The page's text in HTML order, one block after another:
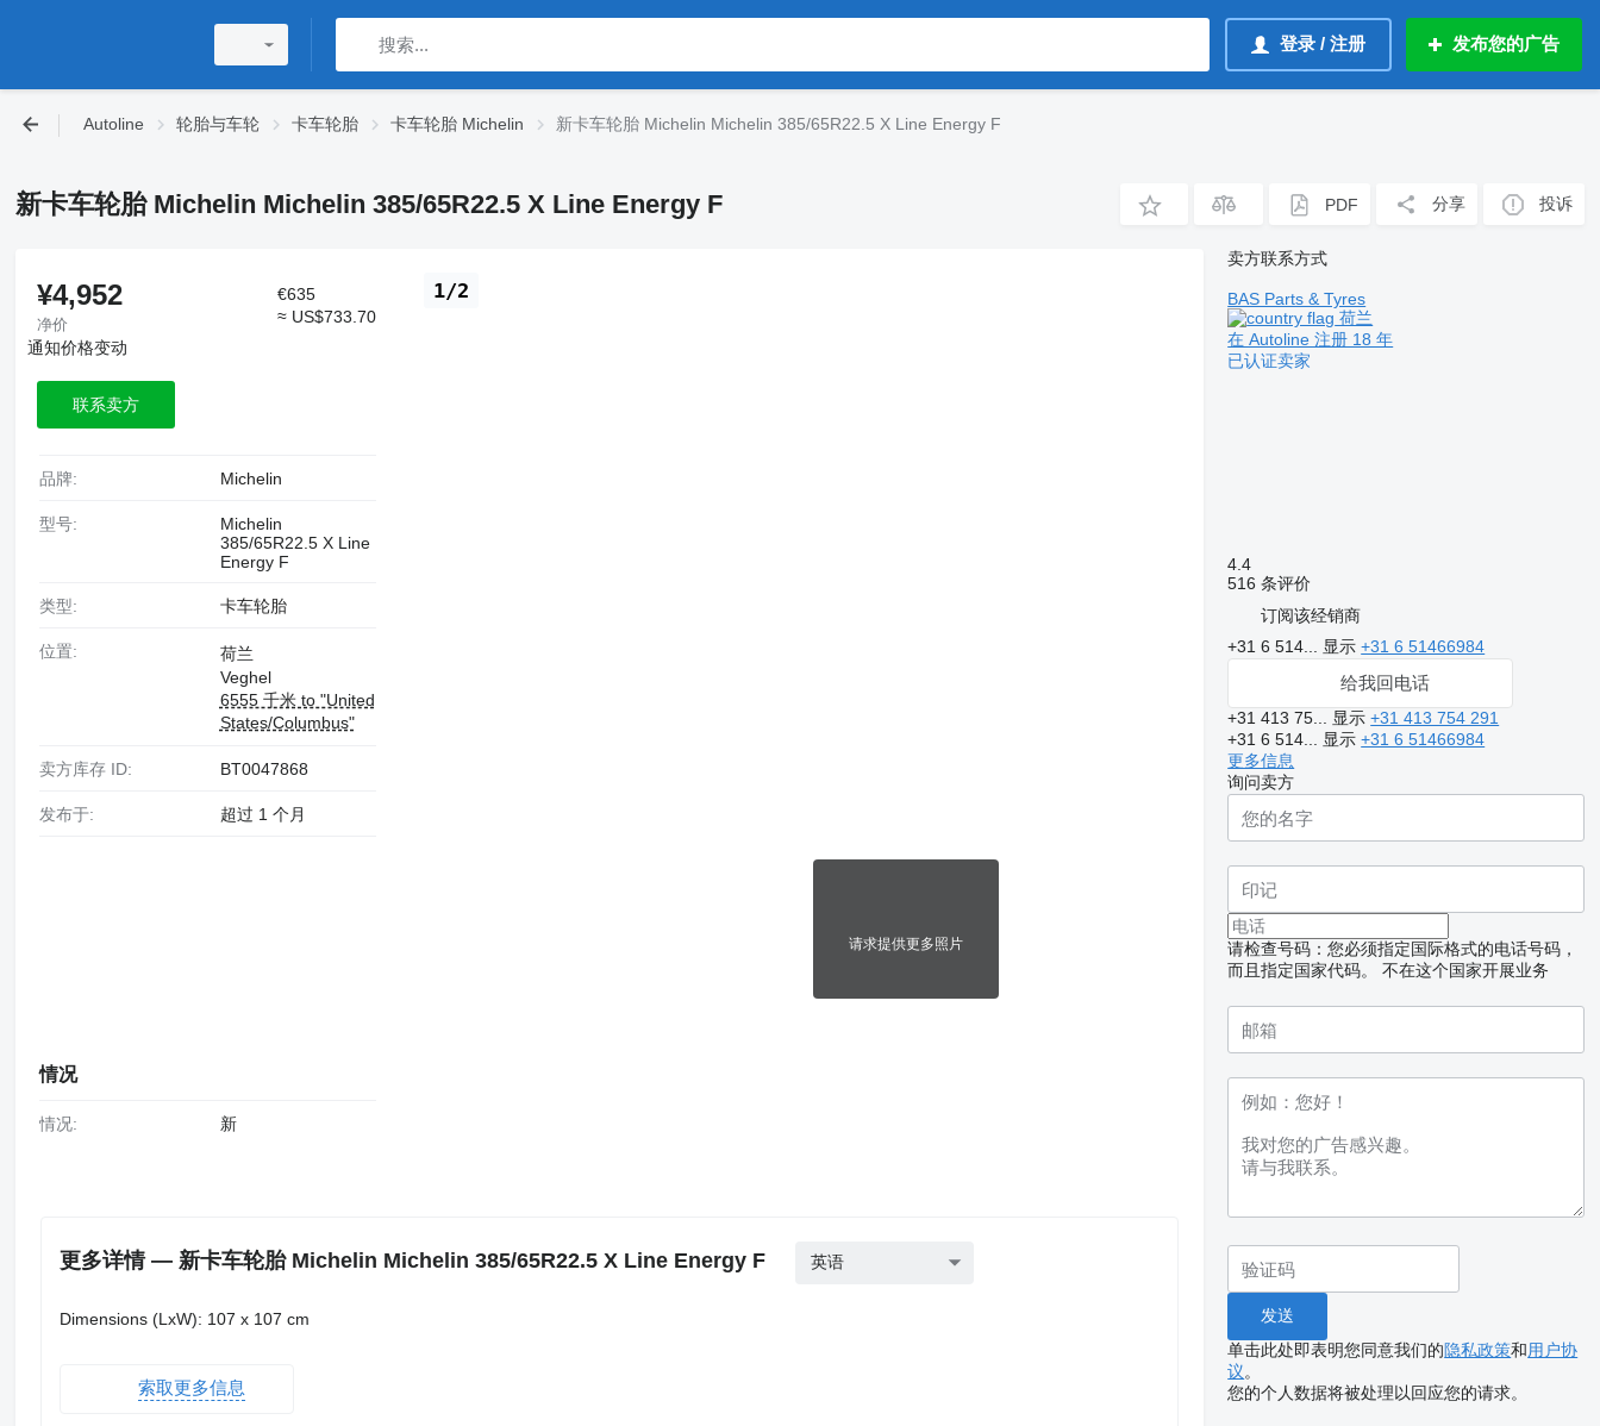
登录 / 注册 发布您的广告
Autoline 轮胎与车轮 卡车轮胎 卡车轮胎 Michelin 新卡车轮胎 Michelin Michelin 385/65R22.5 X Line Energy F
新卡车轮胎 Michelin Michelin 385/65R22.5 X Line Energy F PDF 分享 投诉
请求提供更多照片
1/2
¥4,952
净价
€635
≈ US$733.70
通知价格变动
联系卖方
品牌: Michelin
型号:
Michelin
385/65R22.5 X Line
Energy F
类型: 卡车轮胎
位置:
荷兰
Veghel
6555 千米 to "United
States/Columbus"
卖方库存 ID: BT0047868
发布于: 超过 1 个月
情况
情况: 新
更多详情 — 新卡车轮胎 Michelin Michelin 385/65R22.5 X Line Energy F 英语
Dimensions (LxW): 107 x 107 cm
索取更多信息
卖方联系方式
BAS Parts & Tyres
荷兰
在 Autoline 注册 18 年
已认证卖家
4.4
516 条评价
订阅该经销商
+31 6 514... 显示+31 6 51466984
给我回电话
+31 413 75... 显示+31 413 754 291
+31 6 514... 显示+31 6 51466984
更多信息
询问卖方
请检查号码：您必须指定国际格式的电话号码，
而且指定国家代码。
不在这个国家开展业务
单击此处即表明您同意我们的隐私政策和用户协
议。
您的个人数据将被处理以回应您的请求。